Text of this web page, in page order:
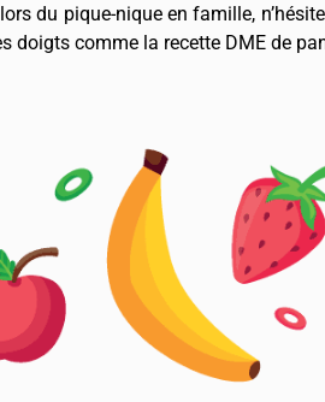
du pique-nique en famille,
doigts comme la recette DME de